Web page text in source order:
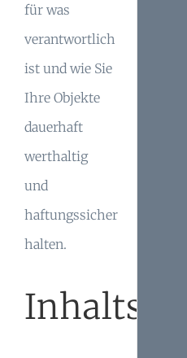
für was
verantwortlich
ist und wie Sie
Ihre Objekte
dauerhaft
werthaltig
und
haftungssicher
halten.